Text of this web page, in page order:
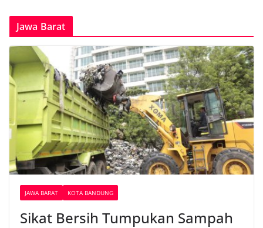
Jawa Barat
JAWA BARAT KOTA BANDUNG
Sikat Bersih Tumpukan Sampah